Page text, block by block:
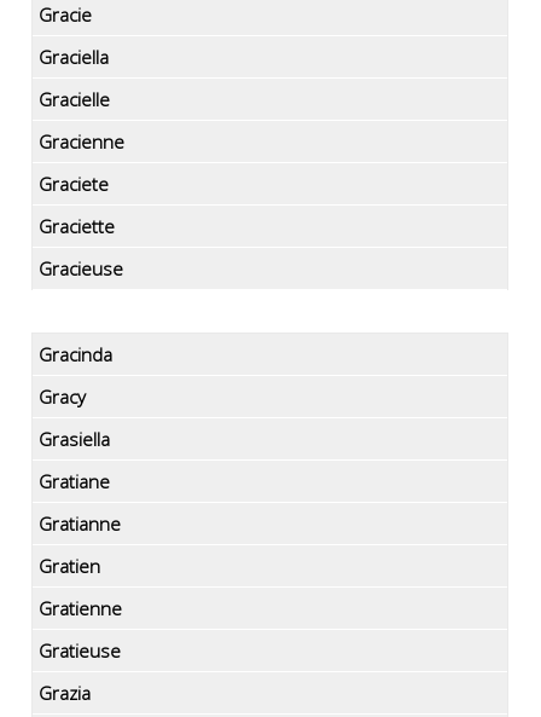
Gracie
Graciella
Gracielle
Gracienne
Graciete
Graciette
Gracieuse
Gracinda
Gracy
Grasiella
Gratiane
Gratianne
Gratien
Gratienne
Gratieuse
Grazia